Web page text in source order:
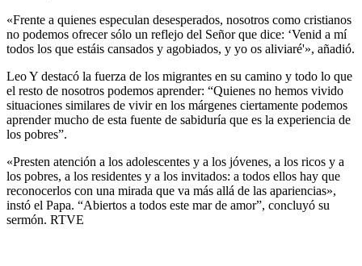
«Frente a quienes especulan desesperados, nosotros como cristianos
no podemos ofrecer sólo un reflejo del Señor que dice: ‘Venid a mí
todos los que estáis cansados ​​y agobiados, y yo os aliviaré'», añadió.
Leo Y destacó la fuerza de los migrantes en su camino y todo lo que
el resto de nosotros podemos aprender: “Quienes no hemos vivido
situaciones similares de vivir en los márgenes ciertamente podemos
aprender mucho de esta fuente de sabiduría que es la experiencia de
los pobres”.
«Presten atención a los adolescentes y a los jóvenes, a los ricos y a
los pobres, a los residentes y a los invitados: a todos ellos hay que
reconocerlos con una mirada que va más allá de las apariencias»,
instó el Papa. “Abiertos a todos este mar de amor”, concluyó su
sermón. RTVE